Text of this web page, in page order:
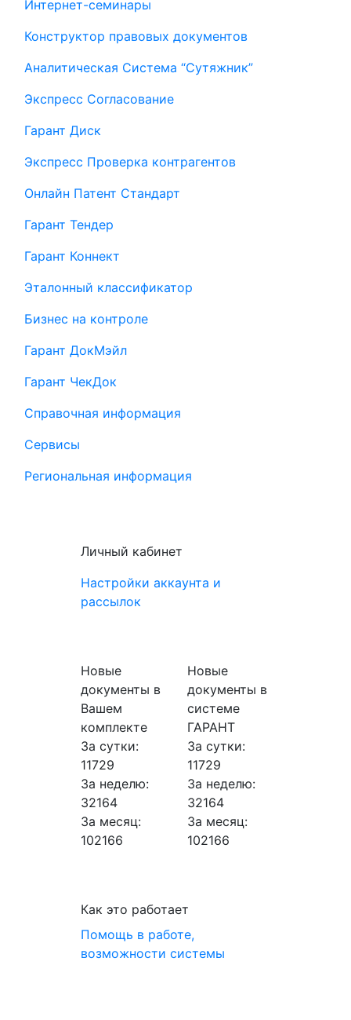
Интернет-семинары
Конструктор правовых документов
Аналитическая Система “Сутяжник”
Экспресс Согласование
Гарант Диск
Экспресс Проверка контрагентов
Онлайн Патент Стандарт
Гарант Тендер
Гарант Коннект
Эталонный классификатор
Бизнес на контроле
Гарант ДокМэйл
Гарант ЧекДок
Справочная информация
Сервисы
Региональная информация
Личный кабинет
Настройки аккаунта и
рассылок
Новые
документы в
Вашем
комплекте
За сутки:
11729
За неделю:
32164
За месяц:
102166
Новые
документы в
системе
ГАРАНТ
За сутки:
11729
За неделю:
32164
За месяц:
102166
Как это работает
Помощь в работе,
возможности системы